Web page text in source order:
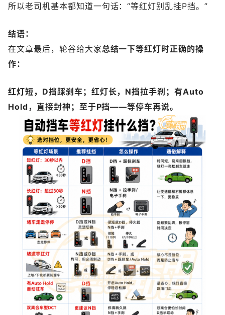
所以老司机基本都知道一句话：“等红灯别乱挂P挡。”
结语：
在文章最后，轮谷给大家总结一下等红灯时正确的操
作：
红灯短，D挡踩刹车； 红灯长，N挡拉手刹；有Auto
Hold，直接封神； 至于P挡——等停车再说。